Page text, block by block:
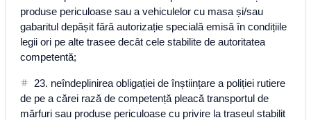
produse periculoase sau a vehiculelor cu masa și/sau
gabaritul depășit fără autorizație specială emisă în condițiile
legii ori pe alte trasee decât cele stabilite de autoritatea
competentă;
23. neîndeplinirea obligației de înștiințare a poliției rutiere
de pe a cărei rază de competență pleacă transportul de
mărfuri sau produse periculoase cu privire la traseul stabilit